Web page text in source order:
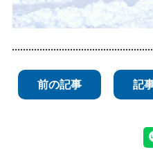
前の記事 記